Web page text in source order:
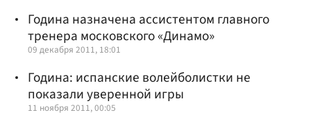
Година назначена ассистентом главного
тренера московского «Динамо»
09 декабря 2011, 18:01
Година: испанские волейболистки не
показали уверенной игры
11 ноября 2011, 00:05